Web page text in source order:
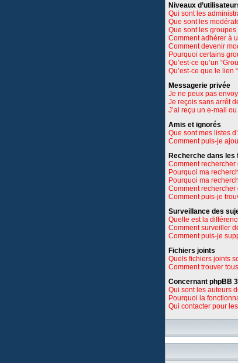
Niveaux
Qui sont les
Que sont les
Que sont les groupes
Comment adhérer à
Comment devenir
Pourquoi certains
Qu’est-ce qu’un
Qu’est-ce que le lien
Messagerie privée
Je ne peux pas
Je reçois sans arrêt
J’ai reçu un e-mail
Amis et ignorés
Que sont mes listes
Comment puis-je
Recherche dans les
Comment rechercher
Pourquoi ma
Pourquoi ma
Comment rechercher
Comment puis-je
Surveillance des
Quelle est la
Comment surveiller
Comment puis-je
Fichiers joints
Quels fichiers joints
Comment trouver
Concernant phpBB 3
Qui sont les auteurs
Pourquoi la
Qui contacter pour